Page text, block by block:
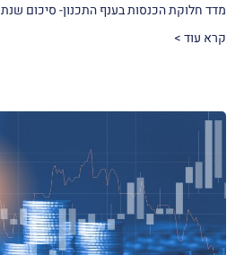
מדד חלוקת הכנסות בענף התכנון- סיכום שנת 2022
קרא עוד >